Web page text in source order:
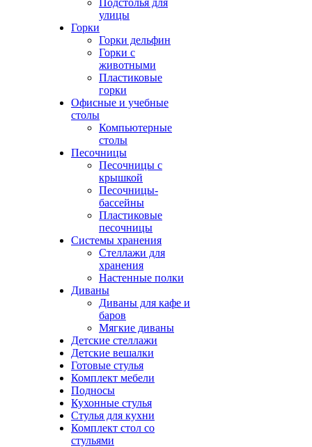
Подстолья для
улицы
Горки
Горки дельфин
Горки с
животными
Пластиковые
горки
Офисные и учебные
столы
Компьютерные
столы
Песочницы
Песочницы с
крышкой
Песочницы-
бассейны
Пластиковые
песочницы
Системы хранения
Стеллажи для
хранения
Настенные полки
Диваны
Диваны для кафе и
баров
Мягкие диваны
Детские стеллажи
Детские вешалки
Готовые стулья
Комплект мебели
Подносы
Кухонные стулья
Стулья для кухни
Комплект стол со
стульями